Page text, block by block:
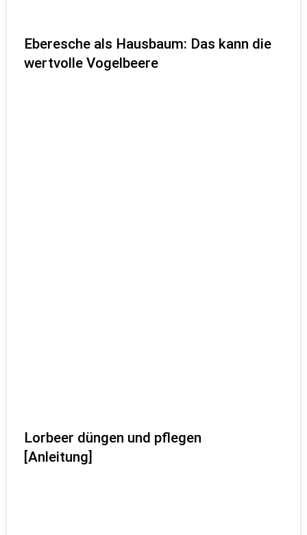
Eberesche als Hausbaum: Das kann die
wertvolle Vogelbeere
Lorbeer düngen und pflegen
[Anleitung]